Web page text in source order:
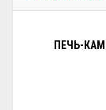
ПЕЧЬ-